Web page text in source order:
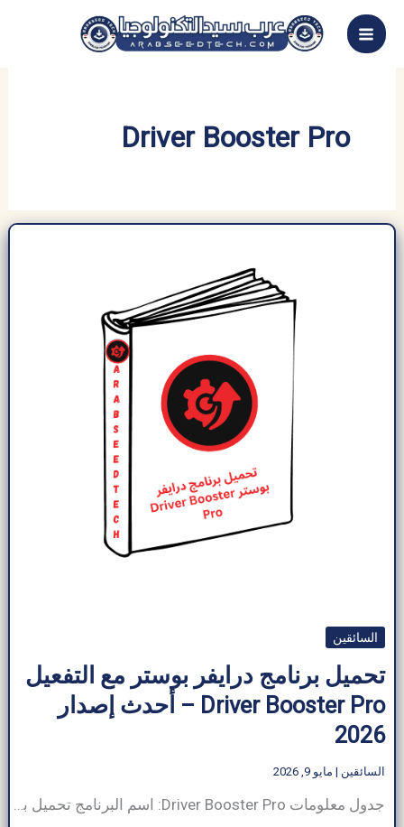
تخطي
إلى
Driver Booster Pro
السائقين
تحميل برنامج درايفر بوستر مع التفعيل
Driver Booster Pro – أحدث إصدار
2026
السائقين | مايو 9, 2026
جدول معلومات Driver Booster Pro: اسم البرنامج تحميل برنامج درايفر بوستر مع التفعيل حجم البرنامج ~20 ميجابايت (يختلف حسب الإصدار) مطور برمجيات IOBIT فئة البرنامج السائقين نوع الملف .exe (مثبت Windows) متوافق مع ويندوز الناشر ArabSeedTech لغة متعدد اللغات (يدعم أكثر من 50 لغة) إجمالي التنزيلات أكثر من 500 مليون نوع الترخيص مجاني ومدفوع (الإصدار […]